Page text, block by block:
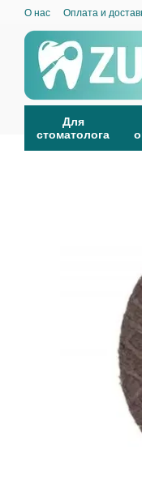
Перейти к основному
О нас Оплата и
Для
стоматолога